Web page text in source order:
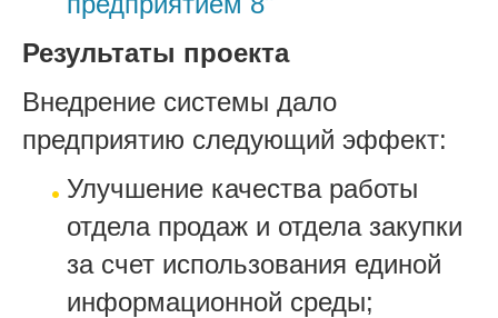
Результаты проекта
Внедрение системы дало
предприятию следующий эффект:
Улучшение качества работы
отдела продаж и отдела закупки
за счет использования единой
информационной среды;